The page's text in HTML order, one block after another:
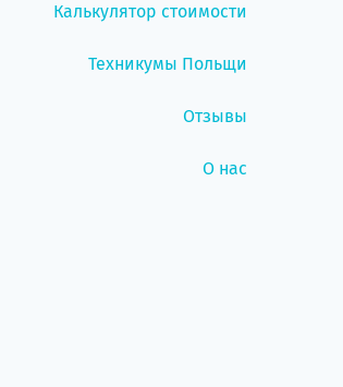
Калькулятор стоимости
Техникумы Польщи
Отзывы
О нас